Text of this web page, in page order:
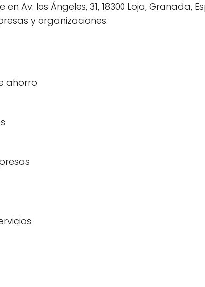
Av. los Ángeles, 31, 18300 Loja,
y organizaciones.
ahorro